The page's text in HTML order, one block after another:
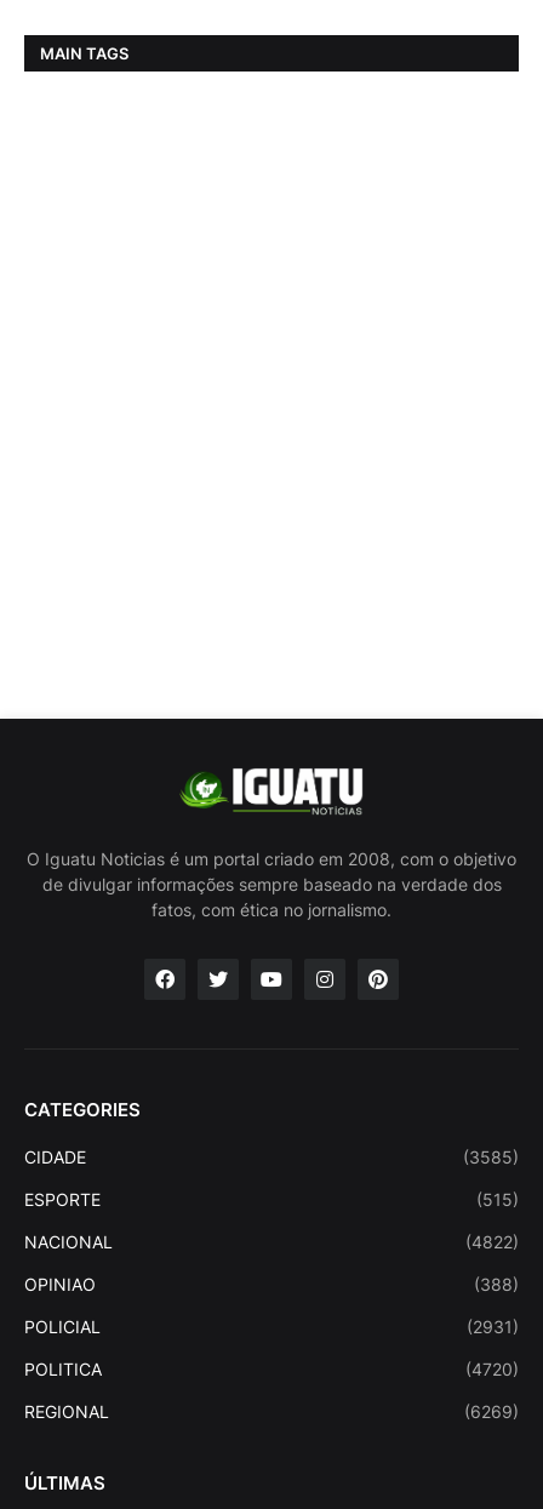
MAIN TAGS
O Iguatu Noticias é um portal criado em 2008, com o objetivo
de divulgar informações sempre baseado na verdade dos
fatos, com ética no jornalismo.
CATEGORIES
CIDADE (3585)
ESPORTE (515)
NACIONAL (4822)
OPINIAO (388)
POLICIAL (2931)
POLITICA (4720)
REGIONAL (6269)
ÚLTIMAS